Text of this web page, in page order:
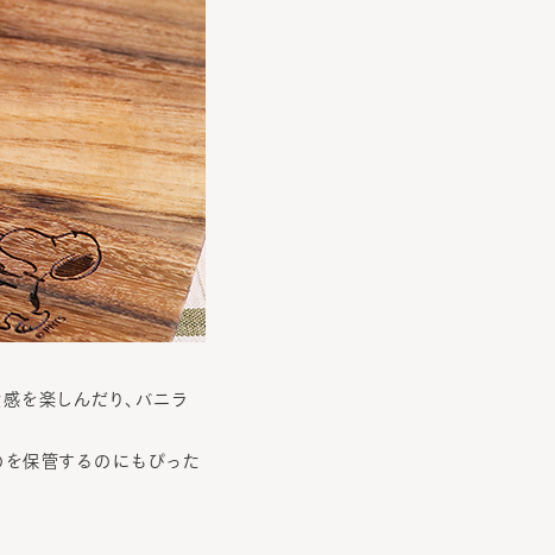
を楽しんだり、バニラ
保管するのにもぴった